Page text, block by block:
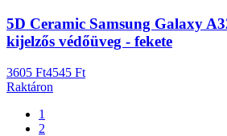
5D Ceramic Samsung Galaxy
kijelzős védőüveg - fekete
3605 Ft4545 Ft
Raktáron
1
2